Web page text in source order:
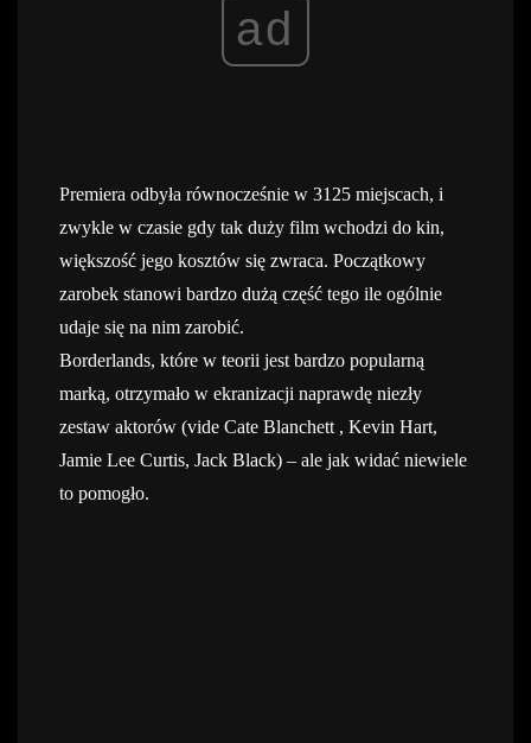
ad
Premiera odbyła równocześnie w 3125 miejscach, i
zwykle w czasie gdy tak duży film wchodzi do kin,
większość jego kosztów się zwraca. Początkowy
zarobek stanowi bardzo dużą część tego ile ogólnie
udaje się na nim zarobić.
Borderlands, które w teorii jest bardzo popularną
marką, otrzymało w ekranizacji naprawdę niezły
zestaw aktorów (vide Cate Blanchett , Kevin Hart,
Jamie Lee Curtis, Jack Black) – ale jak widać niewiele
to pomogło.